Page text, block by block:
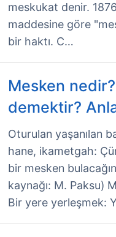
meskukat denir.
maddesine göre
bir haktı. C…
Mesken
demektir?
Oturulan yaşanılan
hane, ikametgah:
bir mesken
kaynağı: M. Paksu)
Bir yere yerleşmek: